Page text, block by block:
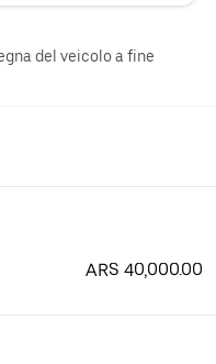
del veicolo a fine
ARS 40,000.00